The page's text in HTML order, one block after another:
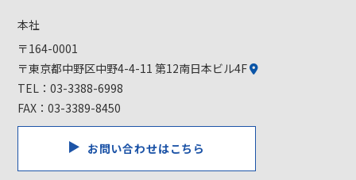
本社
〒164-0001
〒東京都中野区中野4-4-11 第12南日本ビル4F
TEL：03-3388-6998
FAX：03-3389-8450
お問い合わせはこちら